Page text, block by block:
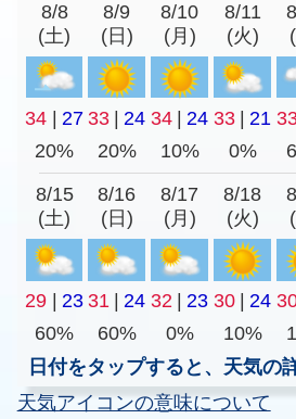
8/8
(土)
8/9
(日)
8/10
(月)
8/11
(火)
34 27 33 24 34 24 33 21
20%
20% 10% 0%
8/15
(土)
8/16
(日)
8/17
(月)
8/18
(火)
29 23 31 24 32 23 30 24
60%
60% 0% 10%
日付をタップすると、天気の
天気アイコンの意味について